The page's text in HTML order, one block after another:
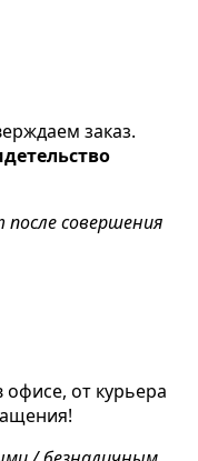
заказ.
совершения
от курьера